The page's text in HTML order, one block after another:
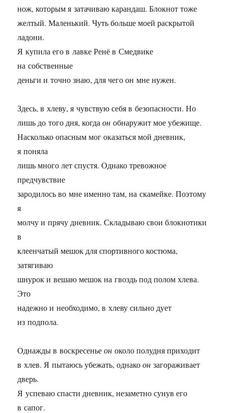
нож, которым я затачиваю карандаш. Блокнот тоже
желтый. Маленький. Чуть больше моей раскрытой
ладони.
Я купила его в лавке Ренё в Смедвике
на собственные
деньги и точно знаю, для чего он мне нужен.
Здесь, в хлеву, я чувствую себя в безопасности. Но
лишь до того дня, когдаон обнаружит мое убежище.
Насколько опасным мог оказаться мой дневник,
я поняла
лишь много лет спустя. Однако тревожное
предчувствие
зародилось во мне именно там, на скамейке. Поэтому
я
молчу и прячу дневник. Складываю свои блокнотики
в
клеенчатый мешок для спортивного костюма,
затягиваю
шнурок и вешаю мешок на гвоздь под полом хлева.
Это
надежно и необходимо, в хлеву сильно дует
из подпола.
Однажды в воскресеньеон около полудня приходит
в хлев. Я пытаюсь убежать, однакоон загораживает
дверь.
Я успеваю спасти дневник, незаметно сунув его
в сапог.